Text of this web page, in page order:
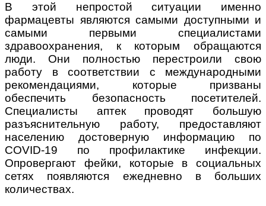
В этой непростой ситуации именно
фармацевты являются самыми доступными и
самыми первыми специалистами
здравоохранения, к которым обращаются
люди. Они полностью перестроили свою
работу в соответствии с международными
рекомендациями, которые призваны
обеспечить безопасность посетителей.
Специалисты аптек проводят большую
разъяснительную работу, предоставляют
населению достоверную информацию по
COVID-19 по профилактике инфекции.
Опровергают фейки, которые в социальных
сетях появляются ежедневно в больших
количествах.